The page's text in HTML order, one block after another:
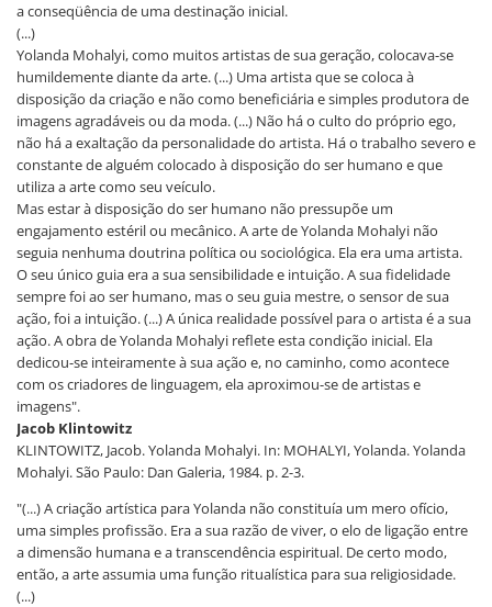
a conseqüência de uma destinação inicial.
(...)
Yolanda Mohalyi, como muitos artistas de sua geração, colocava-se
humildemente diante da arte. (...) Uma artista que se coloca à
disposição da criação e não como beneficiária e simples produtora de
imagens agradáveis ou da moda. (...) Não há o culto do próprio ego,
não há a exaltação da personalidade do artista. Há o trabalho severo e
constante de alguém colocado à disposição do ser humano e que
utiliza a arte como seu veículo.
Mas estar à disposição do ser humano não pressupõe um
engajamento estéril ou mecânico. A arte de Yolanda Mohalyi não
seguia nenhuma doutrina política ou sociológica. Ela era uma artista.
O seu único guia era a sua sensibilidade e intuição. A sua fidelidade
sempre foi ao ser humano, mas o seu guia mestre, o sensor de sua
ação, foi a intuição. (...) A única realidade possível para o artista é a sua
ação. A obra de Yolanda Mohalyi reflete esta condição inicial. Ela
dedicou-se inteiramente à sua ação e, no caminho, como acontece
com os criadores de linguagem, ela aproximou-se de artistas e
imagens".
Jacob Klintowitz
KLINTOWITZ, Jacob. Yolanda Mohalyi. In: MOHALYI, Yolanda. Yolanda
Mohalyi. São Paulo: Dan Galeria, 1984. p. 2-3.
"(...) A criação artística para Yolanda não constituía um mero ofício,
uma simples profissão. Era a sua razão de viver, o elo de ligação entre
a dimensão humana e a transcendência espiritual. De certo modo,
então, a arte assumia uma função ritualística para sua religiosidade.
(...)